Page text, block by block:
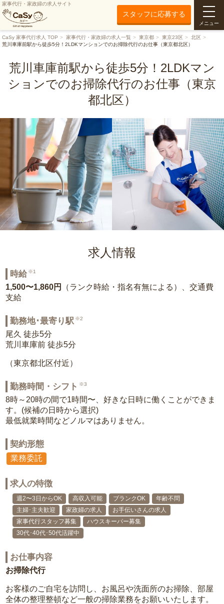
家事代行・家政婦の求人サイト
スタッフに応募する
メニュー
CaSy 家事代行求人 TOP 家事代行・家政婦の求人一覧 東京都 東京23区
北区
荒川車庫前駅から徒歩5分！2LDKマンションでのお掃除代行のお仕事（東京都北区）
荒川車庫前駅から徒歩5分！2LDKマン
ションでのお掃除代行のお仕事（東京
都北区）
求人情報
時給 ※1
1,500〜1,860円
（ランク時給・指名有無による）、交通費
支給
勤務地･最寄り駅 ※2
尾久 徒歩5分
荒川車庫前 徒歩5分
（東京都北区付近）
勤務時間・シフト ※3
8時～20時の間で1時間〜、好きな日時に働くことができま
す。(候補の日時から選択)
最低就業時間などノルマはありません。
契約形態
業務委託
求人の特徴
週2〜3日からOK 高収入可能 ブランクOK
年齢不問
主婦･主夫歓迎
家政婦の求人
お手伝いさんの求人
家事代行スタッフ募集
ハウスキーパー募集
30代･40代･50代活躍中
お仕事内容
お掃除代行
お客様のご自宅を訪問し、お風呂や洗面所のお掃除、部屋
全体の整理整頓など一般の掃除業務をお願いいたします。